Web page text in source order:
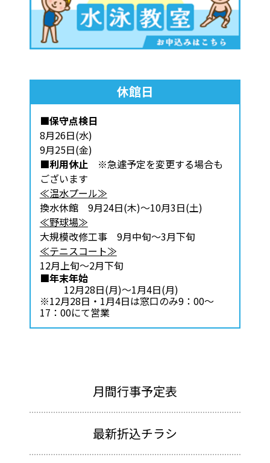
休館日
■保守点検日
8月26日(水)
9月25日(金)
■利用休止 ※急遽予定を変更する場合も
ございます
≪温水プール≫
換水休館 9月24日(木)～10月3日(土)
≪野球場≫
大規模改修工事 9月中旬～3月下旬
≪テニスコート≫
12月上旬～2月下旬
■年末年始
12月28日(月)～1月4日(月)
※12月28日・1月4日は窓口のみ9：00～
17：00にて営業
月間行事予定表
最新折込チラシ